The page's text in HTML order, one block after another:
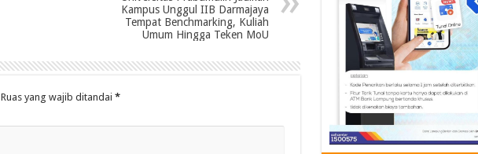
Kampus Unggul IIB Darmajaya
Tempat Benchmarking, Kuliah
Umum Hingga Teken MoU
Ruas yang wajib ditandai *